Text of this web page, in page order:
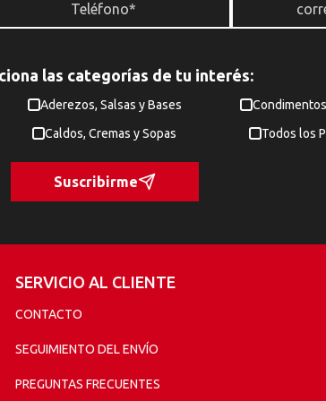
las categorías de tu interés:
Aderezos, Salsas y Bases
Caldos, Cremas y Sopas Todos los
Suscribirme
SERVICIO AL CLIENTE
CONTACTO
SEGUIMIENTO DEL ENVÍO
PREGUNTAS FRECUENTES